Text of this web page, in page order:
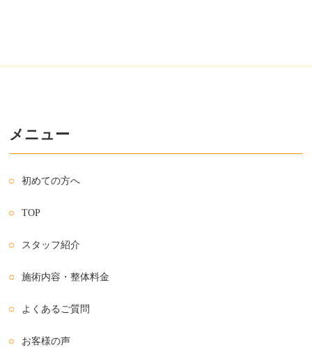
メニュー
初めての方へ
TOP
スタッフ紹介
施術内容・整体料金
よくあるご質問
お客様の声